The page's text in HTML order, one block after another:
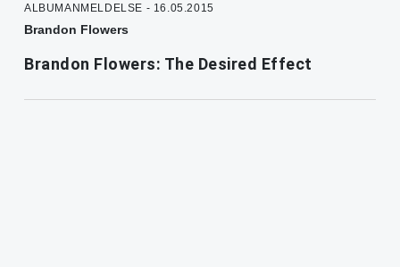
ALBUMANMELDELSE - 16.05.2015
Brandon Flowers
Brandon Flowers: The Desired Effect